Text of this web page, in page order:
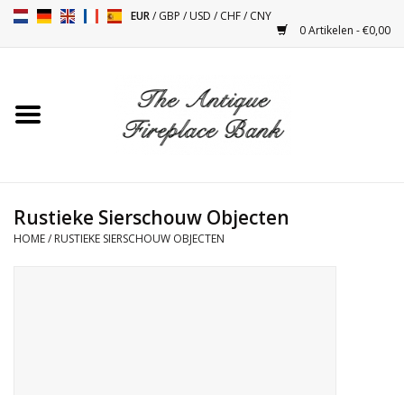
EUR/GBP /USD /CHF/CNY
0 Artikelen - €0,00
Toebehoren
Rustieke Sierschouw Objecten
HOME/ RUSTIEKE SIERSCHOUW OBJECTEN